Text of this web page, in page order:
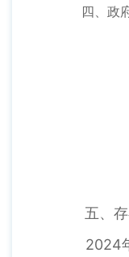
四、政府
五、存
2024年